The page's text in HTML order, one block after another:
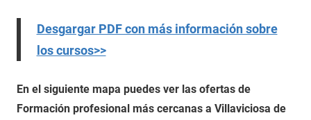
Desgargar PDF con más información sobre
los cursos>>
En el siguiente mapa puedes ver las ofertas de
Formación profesional más cercanas a Villaviciosa de